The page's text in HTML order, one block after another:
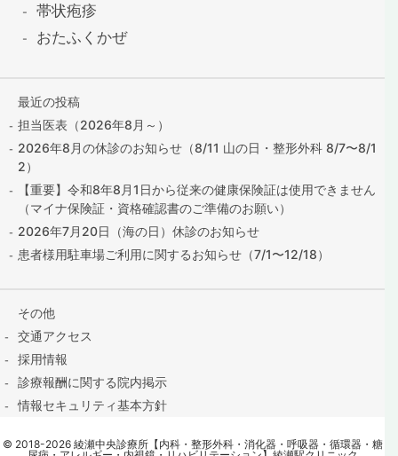
帯状疱疹
おたふくかぜ
最近の投稿
担当医表（2026年8月～）
2026年8月の休診のお知らせ（8/11 山の日・整形外科 8/7〜8/1
2）
【重要】令和8年8月1日から従来の健康保険証は使用できません
（マイナ保険証・資格確認書のご準備のお願い）
2026年7月20日（海の日）休診のお知らせ
患者様用駐車場ご利用に関するお知らせ（7/1〜12/18）
その他
交通アクセス
採用情報
診療報酬に関する院内掲示
情報セキュリティ基本方針
contact@ayase-med.com
© 2018-2026 綾瀬中央診療所【内科・整形外科・消化器・呼吸器・循環器・糖